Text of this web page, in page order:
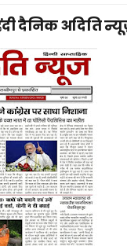
दैनिक अदिति